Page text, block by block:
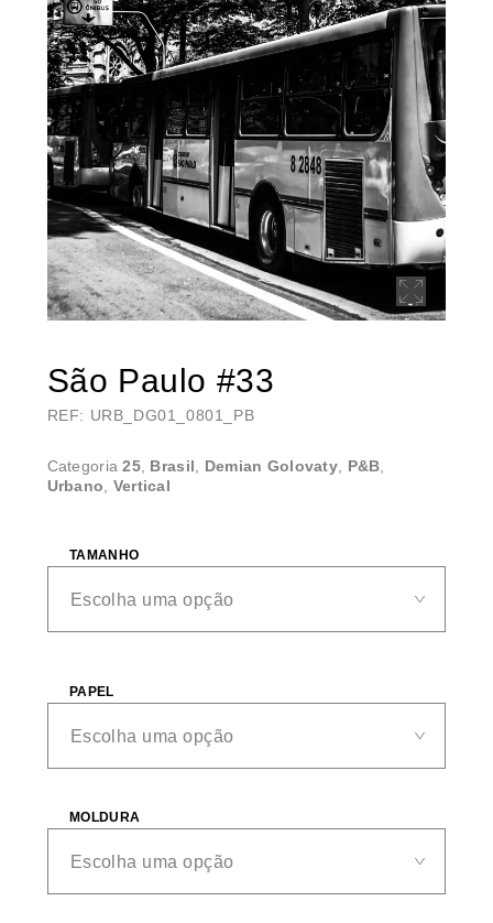
São Paulo #33
REF: URB_DG01_0801_PB
Categoria25, Brasil, Demian Golovaty, P&B,
Urbano, Vertical
TAMANHO
PAPEL
MOLDURA